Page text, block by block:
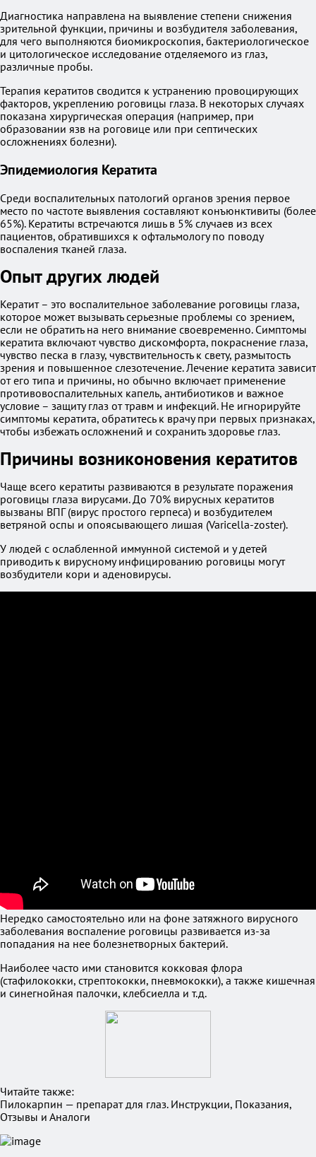
Диагностика направлена на выявление степени снижения
зрительной функции, причины и возбудителя заболевания,
для чего выполняются биомикроскопия, бактериологическое
и цитологическое исследование отделяемого из глаз,
различные пробы.
Терапия кератитов сводится к устранению провоцирующих
факторов, укреплению роговицы глаза. В некоторых случаях
показана хирургическая операция (например, при
образовании язв на роговице или при септических
осложнениях болезни).
Эпидемиология Кератита
Среди воспалительных патологий органов зрения первое
место по частоте выявления составляют конъюнктивиты (более
65%). Кератиты встречаются лишь в 5% случаев из всех
пациентов, обратившихся к офтальмологу по поводу
воспаления тканей глаза.
Опыт других людей
Кератит – это воспалительное заболевание роговицы глаза,
которое может вызывать серьезные проблемы со зрением,
если не обратить на него внимание своевременно. Симптомы
кератита включают чувство дискомфорта, покраснение глаза,
чувство песка в глазу, чувствительность к свету, размытость
зрения и повышенное слезотечение. Лечение кератита зависит
от его типа и причины, но обычно включает применение
противовоспалительных капель, антибиотиков и важное
условие – защиту глаз от травм и инфекций. Не игнорируйте
симптомы кератита, обратитесь к врачу при первых признаках,
чтобы избежать осложнений и сохранить здоровье глаз.
Причины возниконовения кератитов
Чаще всего кератиты развиваются в результате поражения
роговицы глаза вирусами. До 70% вирусных кератитов
вызваны ВПГ (вирус простого герпеса) и возбудителем
ветряной оспы и опоясывающего лишая (Varicella-zoster).
У людей с ослабленной иммунной системой и у детей
приводить к вирусному инфицированию роговицы могут
возбудители кори и аденовирусы.
Нередко самостоятельно или на фоне затяжного вирусного
заболевания воспаление роговицы развивается из-за
попадания на нее болезнетворных бактерий.
Наиболее часто ими становится кокковая флора
(стафилококки, стрептококки, пневмококки), а также кишечная
и синегнойная палочки, клебсиелла и т.д.
Читайте также:
Пилокарпин — препарат для глаз. Инструкции, Показания,
Отзывы и Аналоги